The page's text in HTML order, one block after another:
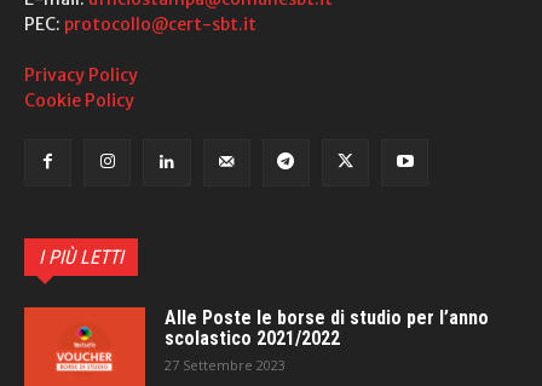
PEC: protocollo@cert-sbt.it
Privacy Policy
Cookie Policy
I PIÙ LETTI
Alle Poste le borse di studio per l’anno
scolastico 2021/2022
27 Settembre 2023